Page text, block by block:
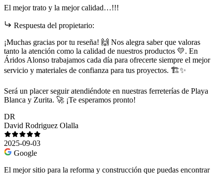
El mejor trato y la mejor calidad…!!!
Respuesta del propietario:
¡Muchas gracias por tu reseña! 🙌 Nos alegra saber que valoras
tanto la atención como la calidad de nuestros productos 💛. En
Áridos Alonso trabajamos cada día para ofrecerte siempre el mejor
servicio y materiales de confianza para tus proyectos. 🏗️✨
Será un placer seguir atendiéndote en nuestras ferreterías de Playa
Blanca y Zurita. 🚀 ¡Te esperamos pronto!
DR
David Rodriguez Olalla
2025-09-03
Google
El mejor sitio para la reforma y construcción que puedas encontrar